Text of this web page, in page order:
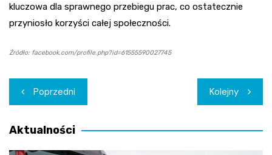
kluczowa dla sprawnego przebiegu prac, co ostatecznie
przyniosło korzyści całej społeczności.
Źródło: facebook.com/profile.php?id=61555590027745
Nawigacja
wpisu
Poprzedni Kolejny
Aktualności